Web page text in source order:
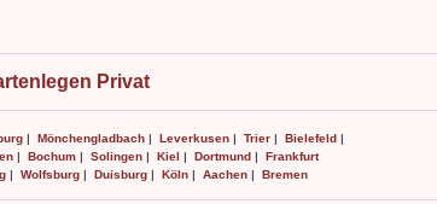
Privat
| Mönchengladbach | Leverkusen | Trier | Bielefeld |
| Bochum| Solingen| Kiel | Dortmund| Frankfurt
| Wolfsburg| Duisburg| Köln| Aachen| Bremen